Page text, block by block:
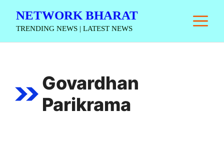
NETWORK BHARAT
TRENDING NEWS | LATEST NEWS
Govardhan
Parikrama